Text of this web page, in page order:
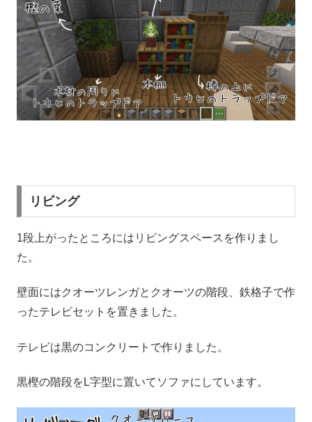
リビング
1段上がったところにはリビングスペースを作りまし
た。
壁面にはクオーツレンガとクオーツの階段、鉄格子で作
ったテレビセットを置きました。
テレビは黒のコンクリートで作りました。
黒樫の階段をL字型に置いてソファにしています。